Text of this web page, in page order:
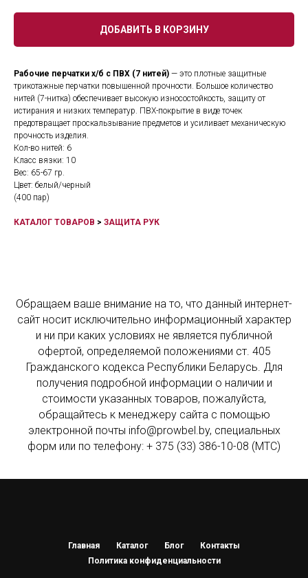
ДОБАВИТЬ В КОРЗИНУ
Рабочие перчатки х/б с ПВХ (7 нитей) — это плотные защитные
трикотажные перчатки повышенной прочности. Большое количество
нитей (7-нитка) обеспечивает высокую износостойкость, защиту от
истирания и низких температур. ПВХ-покрытие в виде точек
предотвращает проскальзывание предметов и усиливает механическую
прочность изделия.
Кол-во нитей: 6
Класс вязки: 10
Вес: 65-67 гр.
Цвет: белый/черный
(400 пар)
КАТАЛОГ ТОВАРОВ > ЗАЩИТА РУК
Обращаем ваше внимание на то, что данный интернет-
сайт носит исключительно информационный характер
и ни при каких условиях не является публичной
офертой, определяемой положениями ст. 405
Гражданского кодекса Республики Беларусь. Для
получения подробной информации о наличии и
стоимости указанных товаров, пожалуйста,
обращайтесь к менеджеру сайта с помощью
электронной почты info@prowbel.by, специальных
форм или по телефону: + 375 (33) 386-10-08 (МТС)
Главная Каталог Блог
Контакты
Политика конфиденциальности